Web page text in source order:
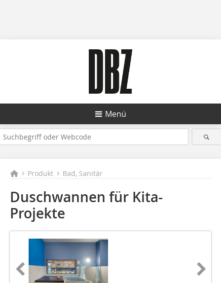
Menü
Produkt Bad, Sanitär
Duschwannen für Kita-
Projekte